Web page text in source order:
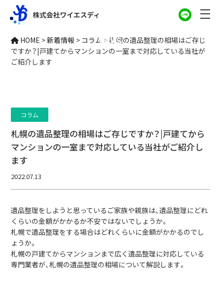
新着情報
NEWS
HOME >新着情報 > コラム >札幌の遺品整理の相場はご存じ
ですか？|戸建てからマンションの一室まで対応している当社が
ご紹介します
コラム
札幌の遺品整理の相場はご存じですか？|戸建てから
マンションの一室まで対応している当社がご紹介し
ます
2022.07.13
遺品整理をしようと思っているご家族や親族は、遺品整理にどれ
くらいの金額がかかるか不安ではないでしょうか。
札幌で遺品整理をする場合はどれくらいに金額がかかるのでし
ょうか。
札幌の戸建てからマンションまで広く遺品整理に対応している
専門業者が、札幌の遺品整理の相場について解説します。